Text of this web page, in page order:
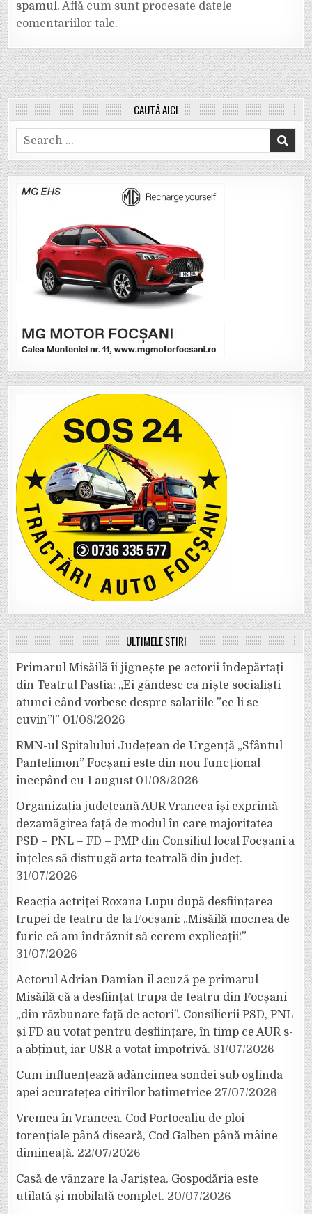
spamul.Află cum sunt procesate datele
comentariilor tale.
CAUTĂ AICI
Search
for:
ULTIMELE ȘTIRI
Primarul Misăilă îi jignește pe actorii îndepărtați
din Teatrul Pastia: „Ei gândesc ca niște socialiști
atunci când vorbesc despre salariile ”ce li se
cuvin”!” 01/08/2026
RMN-ul Spitalului Județean de Urgență „Sfântul
Pantelimon” Focșani este din nou funcțional
începând cu 1 august 01/08/2026
Organizația județeană AUR Vrancea își exprimă
dezamăgirea față de modul în care majoritatea
PSD – PNL – FD – PMP din Consiliul local Focșani a
înțeles să distrugă arta teatrală din județ.
31/07/2026
Reacția actriței Roxana Lupu după desființarea
trupei de teatru de la Focșani: „Misăilă mocnea de
furie că am îndrăznit să cerem explicații!”
31/07/2026
Actorul Adrian Damian îl acuză pe primarul
Misăilă că a desființat trupa de teatru din Focșani
„din răzbunare față de actori”. Consilierii PSD, PNL
și FD au votat pentru desființare, în timp ce AUR s-
a abținut, iar USR a votat împotrivă. 31/07/2026
Cum influențează adâncimea sondei sub oglinda
apei acuratețea citirilor batimetrice 27/07/2026
Vremea în Vrancea. Cod Portocaliu de ploi
torențiale până diseară, Cod Galben până mâine
dimineață. 22/07/2026
Casă de vânzare la Jariștea. Gospodăria este
utilată și mobilată complet. 20/07/2026